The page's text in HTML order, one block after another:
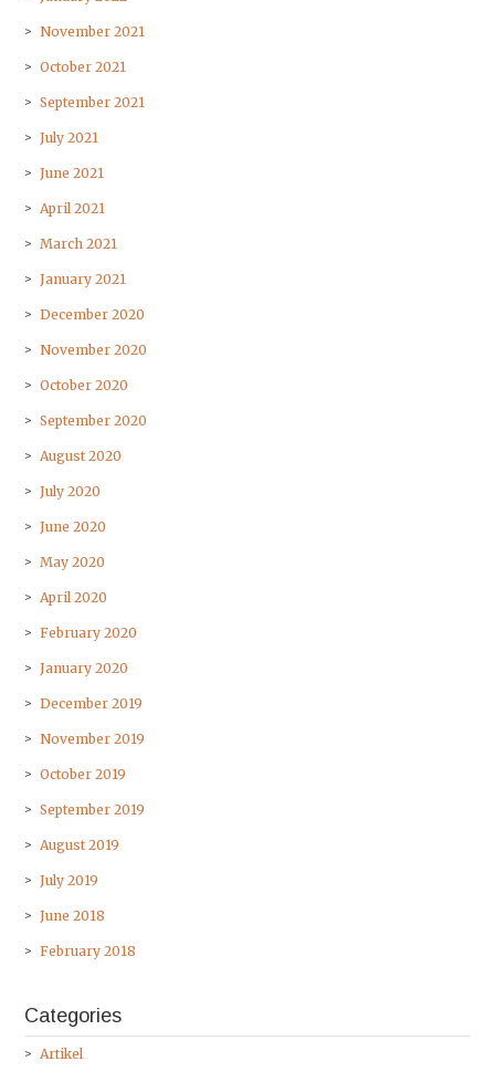
November 2021
October 2021
September 2021
July 2021
June 2021
April 2021
March 2021
January 2021
December 2020
November 2020
October 2020
September 2020
August 2020
July 2020
June 2020
May 2020
April 2020
February 2020
January 2020
December 2019
November 2019
October 2019
September 2019
August 2019
July 2019
June 2018
February 2018
Categories
Artikel